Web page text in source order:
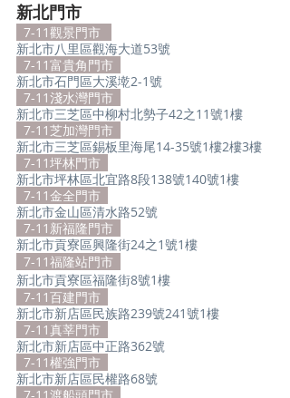
新北門市
7-11觀景門市
新北市八里區觀海大道53號
7-11富貴角門市
新北市石門區大溪墘2-1號
7-11淺水灣門市
新北市三芝區中柳村北勢子42之11號1樓
7-11芝加灣門市
新北市三芝區錫板里海尾14-35號1樓2樓3樓
7-11坪林門市
新北市坪林區北宜路8段138號140號1樓
7-11金全門市
新北市金山區清水路52號
  7-11新福隆門市
新北市貢寮區興隆街24之1號1樓
  7-11福隆站門市
新北市貢寮區福隆街8號1樓
7-11百建門市
新北市新店區民族路239號241號1樓
7-11真莘門市
新北市新店區中正路362號
7-11權強門市
新北市新店區民權路68號